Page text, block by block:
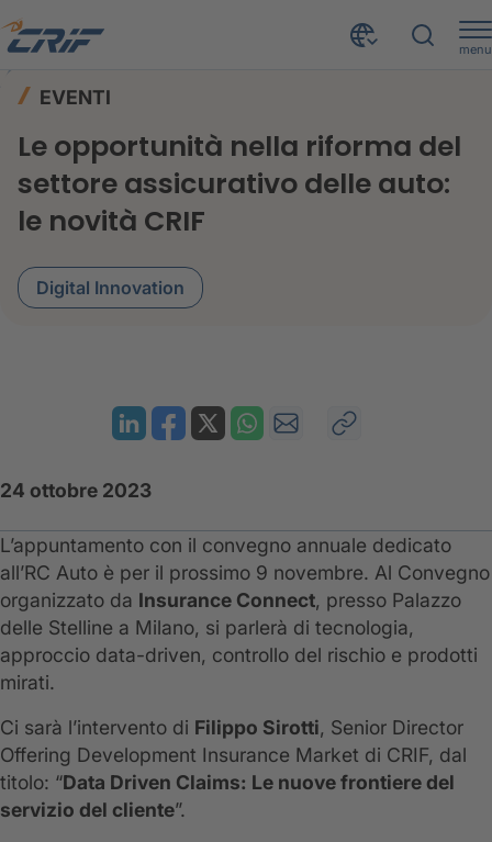
menu
EVENTI
Le opportunità nella riforma del
settore assicurativo delle auto:
le novità CRIF
Digital Innovation
24 ottobre 2023
L’appuntamento con il convegno annuale dedicato
all’RC Auto è per il prossimo 9 novembre. Al Convegno
organizzato da Insurance Connect, presso Palazzo
delle Stelline a Milano, si parlerà di tecnologia,
approccio data-driven, controllo del rischio e prodotti
mirati.
Ci sarà l’intervento di Filippo Sirotti, Senior Director
Offering Development Insurance Market di CRIF, dal
titolo: “Data Driven Claims: Le nuove frontiere del
servizio del cliente”.